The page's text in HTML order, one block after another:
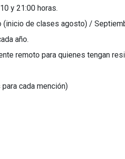
y 21:00 horas.
(inicio de clases agosto) /
año.
remoto para quienes tengan
cada mención)